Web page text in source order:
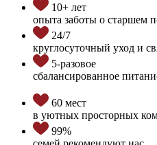
10+ лет
опыта заботы о старшем
24/7
круглосуточный уход и
5-разовое
сбалансированное
60 мест
в уютных просторных
99%